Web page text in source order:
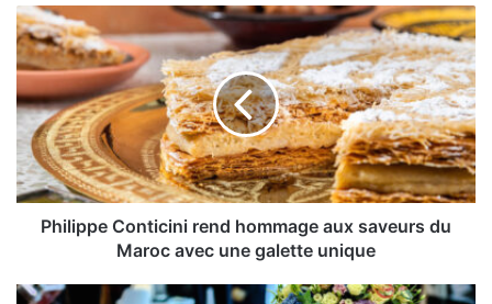
Philippe
Conticini
rend
hommage
aux
saveurs
du
Maroc
avec
Philippe Conticini rend hommage aux saveurs du
Maroc avec une galette unique
Nouvelles